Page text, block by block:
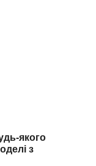
якого
з